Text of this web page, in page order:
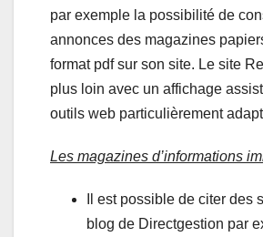
par exemple la possibilité de
annonces des magazines
format pdf sur son site. Le site
plus loin avec un affichage
outils web particulièrement
Les magazines d’informations
Il est possible de citer des
blog de Directgestion par